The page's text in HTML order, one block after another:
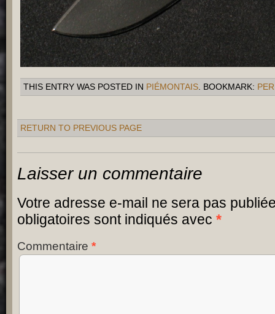
THIS ENTRY WAS POSTED IN PIÉMONTAIS. BOOKMARK:
RETURN TO PREVIOUS PAGE
Laisser un commentaire
Votre adresse e-mail ne sera pas
obligatoires sont indiqués avec *
Commentaire *